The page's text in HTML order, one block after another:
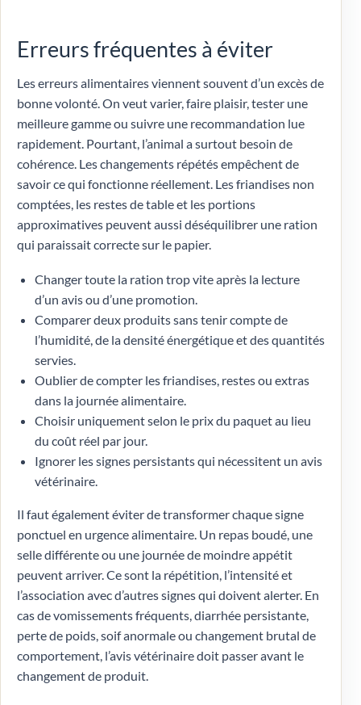
Erreurs fréquentes à éviter
Les erreurs alimentaires viennent souvent d’un excès de
bonne volonté. On veut varier, faire plaisir, tester une
meilleure gamme ou suivre une recommandation lue
rapidement. Pourtant, l’animal a surtout besoin de
cohérence. Les changements répétés empêchent de
savoir ce qui fonctionne réellement. Les friandises non
comptées, les restes de table et les portions
approximatives peuvent aussi déséquilibrer une ration
qui paraissait correcte sur le papier.
Changer toute la ration trop vite après la lecture
d’un avis ou d’une promotion.
Comparer deux produits sans tenir compte de
l’humidité, de la densité énergétique et des quantités
servies.
Oublier de compter les friandises, restes ou extras
dans la journée alimentaire.
Choisir uniquement selon le prix du paquet au lieu
du coût réel par jour.
Ignorer les signes persistants qui nécessitent un avis
vétérinaire.
Il faut également éviter de transformer chaque signe
ponctuel en urgence alimentaire. Un repas boudé, une
selle différente ou une journée de moindre appétit
peuvent arriver. Ce sont la répétition, l’intensité et
l’association avec d’autres signes qui doivent alerter. En
cas de vomissements fréquents, diarrhée persistante,
perte de poids, soif anormale ou changement brutal de
comportement, l’avis vétérinaire doit passer avant le
changement de produit.